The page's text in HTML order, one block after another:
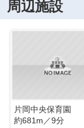
周辺施設
片岡中央保育園
約681m／9分